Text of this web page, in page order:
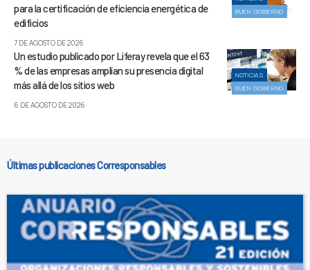
BUEN GOBIERNO
para la certificación de eficiencia energética de
edificios
7 DE AGOSTO DE 2026
NOTICIAS
BUEN GOBIERNO
Un estudio publicado por Liferay revela que el 63
% de las empresas amplían su presencia digital
más allá de los sitios web
6 DE AGOSTO DE 2026
Últimas publicaciones Corresponsables